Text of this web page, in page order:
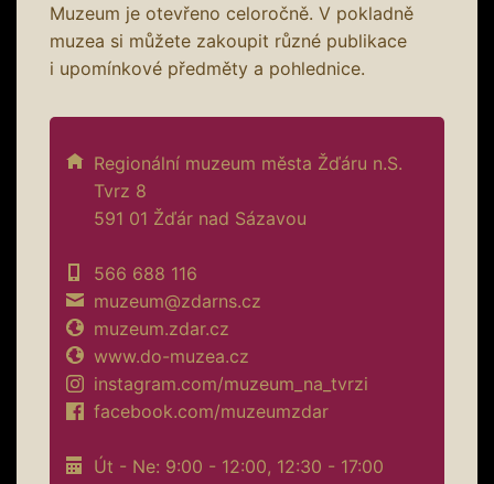
Muzeum je otevřeno celoročně. V pokladně
muzea si můžete zakoupit různé publikace
i upomínkové předměty a pohlednice.
Regionální muzeum města Žďáru n.S.
Tvrz 8
591 01 Žďár nad Sázavou
566 688 116
muzeum@zdarns.cz
muzeum.zdar.cz
www.do-muzea.cz
instagram.com/muzeum_na_tvrzi
facebook.com/muzeumzdar
Út - Ne: 9:00 - 12:00, 12:30 - 17:00